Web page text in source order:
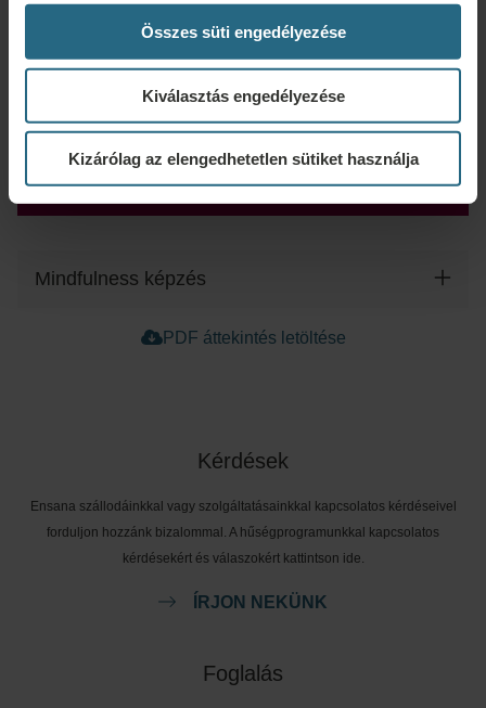
Összes süti engedélyezése
Kiválasztás engedélyezése
Kizárólag az elengedhetetlen sütiket használja
Minden szűrő törlése
PDF áttekintés letöltése
Mindfulness képzés
Autogén tréning
Kérdések
Ensana szállodáinkkal vagy szolgáltatásainkkal kapcsolatos kérdéseivel
forduljon hozzánk bizalommal. A hűségprogramunkkal kapcsolatos
kérdésekért és válaszokért kattintson ide.
ÍRJON NEKÜNK
Foglalás